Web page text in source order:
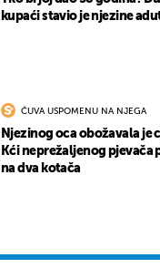
kupaći stavio je njezine
ČUVA USPOMENU NA NJEGA
Njezinog oca obožavala je
Kći neprežaljenog pjevača
na dva kotača